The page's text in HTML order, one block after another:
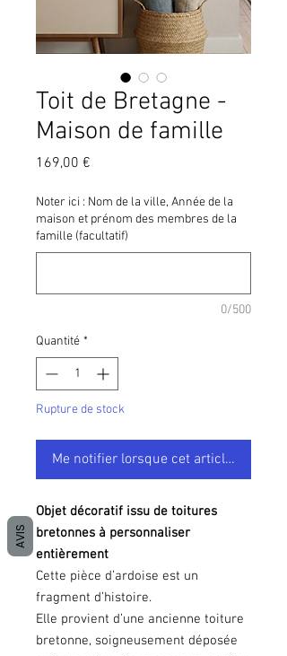
Toit de Bretagne -
Maison de famille
169,00 €
Noter ici : Nom de la ville, Année de la
maison et prénom des membres de la
famille (facultatif)
0/500
Quantité *
Rupture de stock
Me notifier lorsque cet article est
Objet décoratif issu de toitures
bretonnes à personnaliser
entièrement
Cette pièce d’ardoise est un
fragment d’histoire.
Elle provient d’une ancienne toiture
bretonne, soigneusement déposée
AVIS